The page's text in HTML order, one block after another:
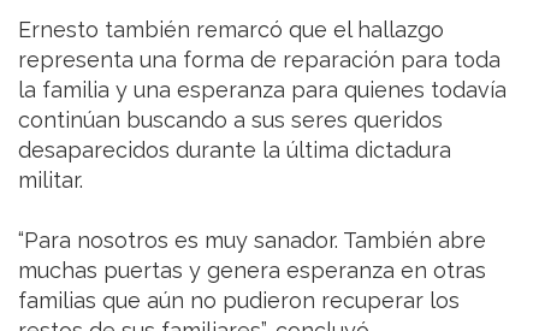
Ernesto también remarcó que el hallazgo
representa una forma de reparación para toda
la familia y una esperanza para quienes todavía
continúan buscando a sus seres queridos
desaparecidos durante la última dictadura
militar.
“Para nosotros es muy sanador. También abre
muchas puertas y genera esperanza en otras
familias que aún no pudieron recuperar los